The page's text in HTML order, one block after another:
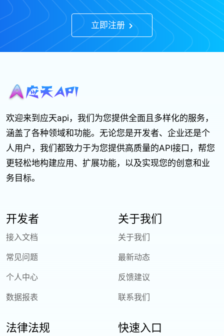
立即注册
欢迎来到应天api，我们为您提供全面且多样化的服务，
涵盖了各种领域和功能。无论您是开发者、企业还是个
人用户，我们都致力于为您提供高质量的API接口，帮您
更轻松地构建应用、扩展功能，以及实现您的创意和业
务目标。
开发者
接入文档
常见问题
个人中心
数据报表
关于我们
关于我们
最新动态
反馈建议
联系我们
法律法规 快速入口